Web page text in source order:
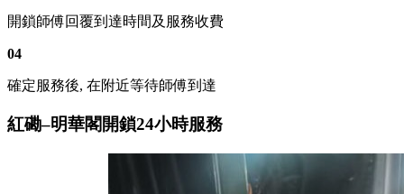
開鎖師傅回覆到達時間及服務收費
04
確定服務後, 在附近等待師傅到達
紅磡–明華閣開鎖24小時服務